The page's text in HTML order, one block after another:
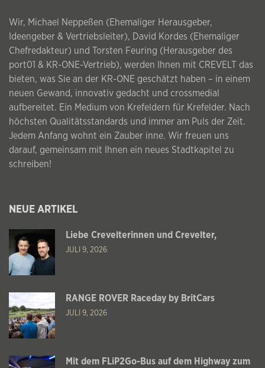
Wir, Michael Neppeßen (Ehemaliger Herausgeber,
Ideengeber & Vertriebsleiter), David Kordes (Ehemaliger
Chefredakteur) und Torsten Feuring (Herausgeber des
port01 & KR-ONE-Vertrieb), werden Ihnen mit CREVELT das
bieten, was Sie an der KR-ONE geschätzt haben – in einem
neuen Gewand, innovativ gedacht und crossmedial
aufbereitet. Ein Medium von Krefeldern für Krefelder. Nach
höchsten Qualitätsstandards und immer am Puls der Zeit.
Jedem Anfang wohnt ein Zauber inne. Wir freuen uns
darauf, gemeinsam mit Ihnen ein neues Stadtkapitel zu
schreiben!
NEUE ARTIKEL
Liebe Crevelterinnen und Crevelter,
JULI 9, 2026
RANGE ROVER Raceday by BritCars
JULI 9, 2026
Mit dem FLiP2Go-Bus auf dem Highway zum